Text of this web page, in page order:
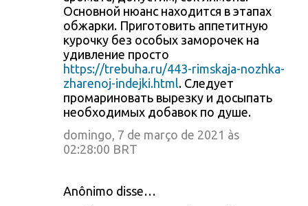
Основной нюанс находится в этапах
обжарки. Приготовить аппетитную
курочку без особых заморочек на
удивление просто
https://trebuha.ru/443-rimskaja-nozhka-
zharenoj-indejki.html. Следует
промариновать вырезку и досыпать
необходимых добавок по душе.
domingo, 7 de março de 2021 às
02:28:00 BRT
Anônimo disse…